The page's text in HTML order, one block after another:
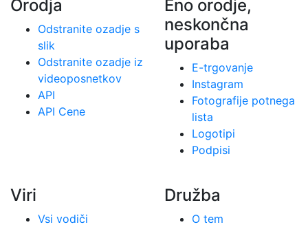
Orodja
Odstranite ozadje s
slik
Odstranite ozadje iz
videoposnetkov
API
API Cene
Eno orodje,
neskončna
uporaba
E-trgovanje
Instagram
Fotografije potnega
lista
Logotipi
Podpisi
Viri
Vsi vodiči
Družba
O tem